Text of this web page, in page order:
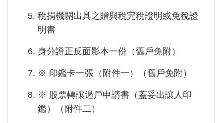
稅捐機關出具之贈與稅完稅證明或免稅證
明書
身分證正反面影本一份（舊戶免附）
※ 印鑑卡一張（附件一）（舊戶免附）
※ 股票轉讓過戶申請書（蓋妥出讓人印
鑑）（附件二）